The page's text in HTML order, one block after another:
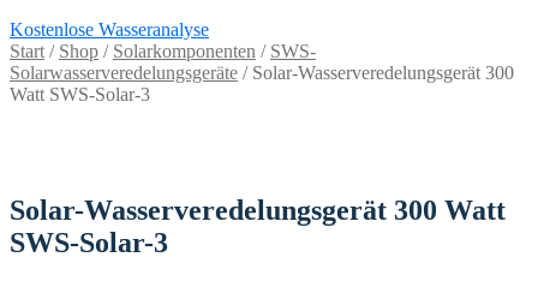
Kostenlose Wasseranalyse
Start / Shop / Solarkomponenten / SWS-
Solarwasserveredelungsgeräte / Solar-Wasserveredelungsgerät 300
Watt SWS-Solar-3
Solar-Wasserveredelungsgerät 300 Watt
SWS-Solar-3